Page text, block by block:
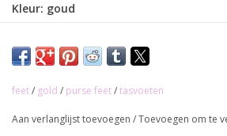
Kleur: goud
feet/ gold / purse feet/tasvoeten
Aan verlanglijst toevoegen /Toevoegen om te